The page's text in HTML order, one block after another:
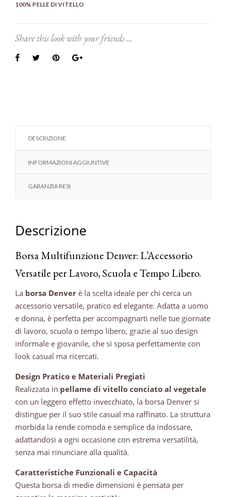
100% PELLE DI VITELLO
Share this look with your friends ...
DESCRIZIONE
INFORMAZIONI AGGIUNTIVE
GARANZIA RESI
Descrizione
Borsa Multifunzione Denver: L’Accessorio
Versatile per Lavoro, Scuola e Tempo Libero.
La borsa Denver è la scelta ideale per chi cerca un
accessorio versatile, pratico ed elegante. Adatta a uomo
e donna, è perfetta per accompagnarti nelle tue giornate
di lavoro, scuola o tempo libero, grazie al suo design
informale e giovanile, che si sposa perfettamente con
look casual ma ricercati.
Design Pratico e Materiali Pregiati
Realizzata in pellame di vitello conciato al vegetale
con un leggero effetto invecchiato, la borsa Denver si
distingue per il suo stile casual ma raffinato. La struttura
morbida la rende comoda e semplice da indossare,
adattandosi a ogni occasione con estrema versatilità,
senza mai rinunciare alla qualità.
Caratteristiche Funzionali e Capacità
Questa borsa di medie dimensioni è pensata per